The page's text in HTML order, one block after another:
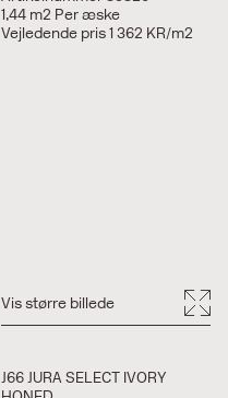
1,44 m2 Per æske
Vejledende pris 1 362 KR/m2
Vis større billede
J66 JURA SELECT IVORY